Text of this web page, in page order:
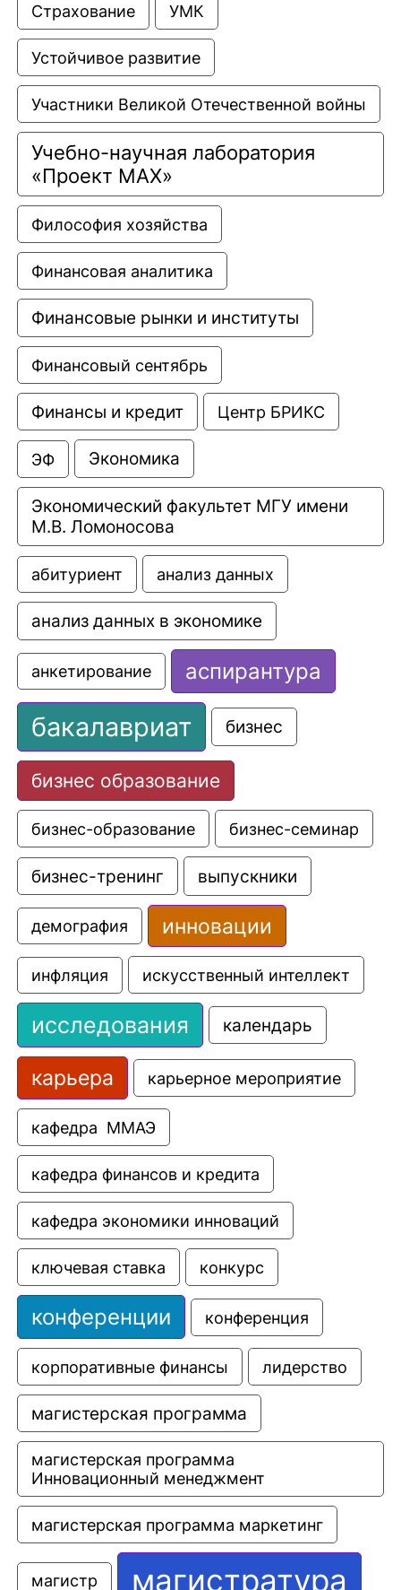
Страхование УМК
Устойчивое развитие
Участники Великой Отечественной войны
Учебно-научная лаборатория
«Проект МАХ»
Философия хозяйства
Финансовая аналитика
Финансовые рынки и институты
Финансовый сентябрь
Финансы и кредит Центр БРИКС
ЭФ Экономика
Экономический факультет МГУ имени
М.В. Ломоносова
абитуриент анализ данных
анализ данных в экономике
анкетирование аспирантура
бакалавриат бизнес
бизнес образование
бизнес-образование бизнес-семинар
бизнес-тренинг выпускники
демография инновации
инфляция искусственный интеллект
исследования календарь
карьера карьерное мероприятие
кафедра  ММАЭ
кафедра финансов и кредита
кафедра экономики инноваций
ключевая ставка конкурс
конференции конференция
корпоративные финансы лидерство
магистерская программа
магистерская программа
Инновационный менеджмент
магистерская программа маркетинг
магистр магистратура